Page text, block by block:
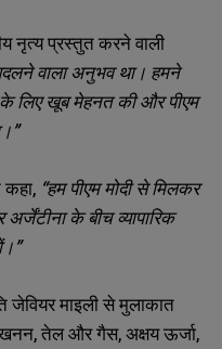
नृत्य प्रस्तुत करने वाली
वाला अनुभव था। हमने
लिए खूब मेहनत की और पीएम
कहा, “हम पीएम मोदी से मिलकर
के बीच व्यापारिक
जेवियर माइली से मुलाकात
खनन, तेल और गैस, अक्षय ऊर्जा,